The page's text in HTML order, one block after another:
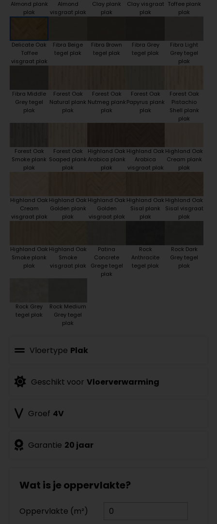
Almond plank
plak
Almond
visgraat plak
Clay plank
plak
Clay visgraat
plak
Toffee plank
plak
Delicate Oak
Toffee
visgraat plak
Fibra Beige
tegel plak
Fibra Brown
tegel plak
Fibra Grey
tegel plak
Fibra Light
Grey tegel
plak
Fibra Middle
Grey tegel
plak
Forest Oak
Natural plank
plak
Forest Oak
Nutmeg plank
plak
Forest Oak
Papyrus plank
plak
Forest Oak
Pistachio
Shell plank
plak
Forest Oak
Smoke plank
plak
Forest Oak
Soaped plank
plak
Highland Oak
Arabica plank
plak
Highland Oak
Arabica
visgraat plak
Highland Oak
Cream plank
plak
Highland Oak
Cream
visgraat plak
Highland Oak
Golden plank
plak
Highland Oak
Golden
visgraat plak
Highland Oak
Sisal plank
plak
Highland Oak
Sisal visgraat
plak
Highland Oak
Smoke plank
plak
Highland Oak
Smoke
visgraat plak
Patina
Concrete
Grege tegel
plak
Rock
Anthracite
tegel plak
Rock Dark
Grey tegel
plak
Rock Grey
tegel plak
Rock Medium
Grey tegel
plak
Vloertype Plak
Geschikt voor Vloerverwarming
Groef 4V
Garantie 20 jaar
Wat is je oppervlakte?
Oppervlakte (m²)